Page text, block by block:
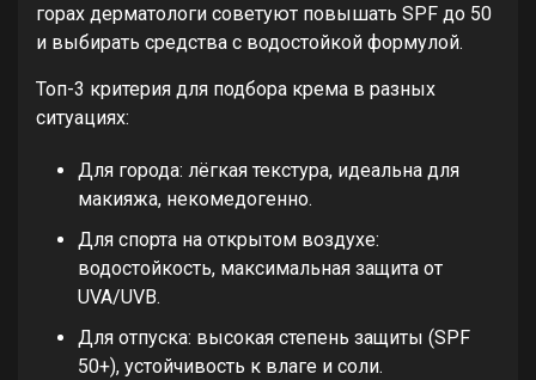
горах дерматологи советуют повышать SPF до 50
и выбирать средства с водостойкой формулой.
Топ-3 критерия для подбора крема в разных
ситуациях:
Для города: лёгкая текстура, идеальна для
макияжа, некомедогенно.
Для спорта на открытом воздухе:
водостойкость, максимальная защита от
UVA/UVB.
Для отпуска: высокая степень защиты (SPF
50+), устойчивость к влаге и соли.